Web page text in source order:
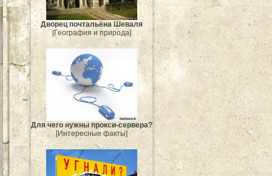
Дворец почтальёна Шеваля
[География и природа]
Для чего нужны прокси-сервера?
[Интересные факты]